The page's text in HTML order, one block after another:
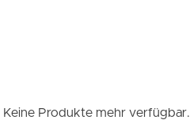
Keine Produkte mehr verfügbar.